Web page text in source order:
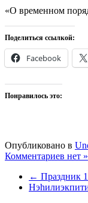
«О временном
Поделиться ссылкой:
Facebook
Понравилось это:
Опубликовано в
Комментариев нет »
← Праздник